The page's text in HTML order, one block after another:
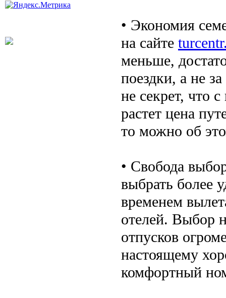
• Экономия
на сайте
меньше,
поездки, а не
не секрет, что
растет цена
то можно об
• Свобода
выбрать более
временем
отелей. Выбор
отпусков
настоящему
комфортный